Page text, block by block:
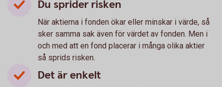
Du sprider risken
När aktierna i fonden ökar eller minskar i värde, så
sker samma sak även för värdet av fonden. Men i
och med att en fond placerar i många olika aktier
så sprids risken.
Det är enkelt